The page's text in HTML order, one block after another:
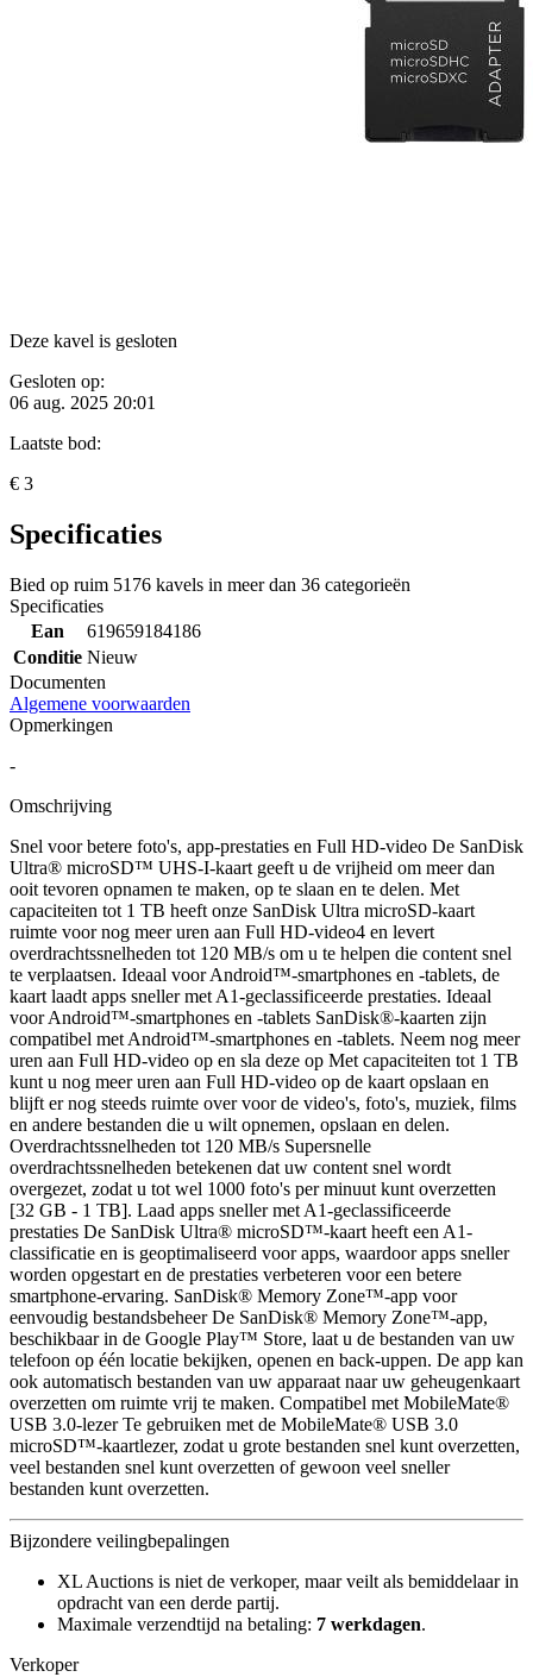
Deze kavel is gesloten
Gesloten op:
06 aug. 2025 20:01
Laatste bod:
€ 3
Specificaties
Bied op ruim 5176 kavels in meer dan 36 categorieën
Specificaties
Ean
619659184186
Conditie Nieuw
Documenten
Algemene voorwaarden
Opmerkingen
-
Omschrijving
Snel voor betere foto's, app-prestaties en Full HD-video De SanDisk
Ultra® microSD™ UHS-I-kaart geeft u de vrijheid om meer dan
ooit tevoren opnamen te maken, op te slaan en te delen. Met
capaciteiten tot 1 TB heeft onze SanDisk Ultra microSD-kaart
ruimte voor nog meer uren aan Full HD-video4 en levert
overdrachtssnelheden tot 120 MB/s om u te helpen die content snel
te verplaatsen. Ideaal voor Android™-smartphones en -tablets, de
kaart laadt apps sneller met A1-geclassificeerde prestaties. Ideaal
voor Android™-smartphones en -tablets SanDisk®-kaarten zijn
compatibel met Android™-smartphones en -tablets. Neem nog meer
uren aan Full HD-video op en sla deze op Met capaciteiten tot 1 TB
kunt u nog meer uren aan Full HD-video op de kaart opslaan en
blijft er nog steeds ruimte over voor de video's, foto's, muziek, films
en andere bestanden die u wilt opnemen, opslaan en delen.
Overdrachtssnelheden tot 120 MB/s Supersnelle
overdrachtssnelheden betekenen dat uw content snel wordt
overgezet, zodat u tot wel 1000 foto's per minuut kunt overzetten
[32 GB - 1 TB]. Laad apps sneller met A1-geclassificeerde
prestaties De SanDisk Ultra® microSD™-kaart heeft een A1-
classificatie en is geoptimaliseerd voor apps, waardoor apps sneller
worden opgestart en de prestaties verbeteren voor een betere
smartphone-ervaring. SanDisk® Memory Zone™-app voor
eenvoudig bestandsbeheer De SanDisk® Memory Zone™-app,
beschikbaar in de Google Play™ Store, laat u de bestanden van uw
telefoon op één locatie bekijken, openen en back-uppen. De app kan
ook automatisch bestanden van uw apparaat naar uw geheugenkaart
overzetten om ruimte vrij te maken. Compatibel met MobileMate®
USB 3.0-lezer Te gebruiken met de MobileMate® USB 3.0
microSD™-kaartlezer, zodat u grote bestanden snel kunt overzetten,
veel bestanden snel kunt overzetten of gewoon veel sneller
bestanden kunt overzetten.
Bijzondere veilingbepalingen
XL Auctions is niet de verkoper, maar veilt als bemiddelaar in
opdracht van een derde partij.
Maximale verzendtijd na betaling: 7 werkdagen.
Verkoper